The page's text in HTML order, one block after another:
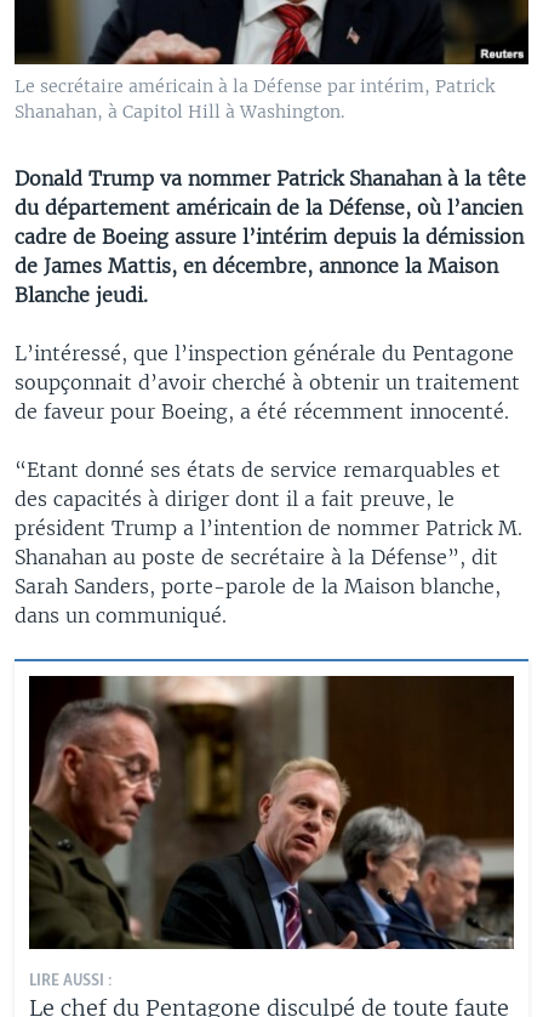
Le secrétaire américain à la Défense par intérim, Patrick
Shanahan, à Capitol Hill à Washington.
Donald Trump va nommer Patrick Shanahan à la tête
du département américain de la Défense, où l’ancien
cadre de Boeing assure l’intérim depuis la démission
de James Mattis, en décembre, annonce la Maison
Blanche jeudi.
L’intéressé, que l’inspection générale du Pentagone
soupçonnait d’avoir cherché à obtenir un traitement
de faveur pour Boeing, a été récemment innocenté.
“Etant donné ses états de service remarquables et
des capacités à diriger dont il a fait preuve, le
président Trump a l’intention de nommer Patrick M.
Shanahan au poste de secrétaire à la Défense”, dit
Sarah Sanders, porte-parole de la Maison blanche,
dans un communiqué.
LIRE AUSSI :
Le chef du Pentagone disculpé de toute faute